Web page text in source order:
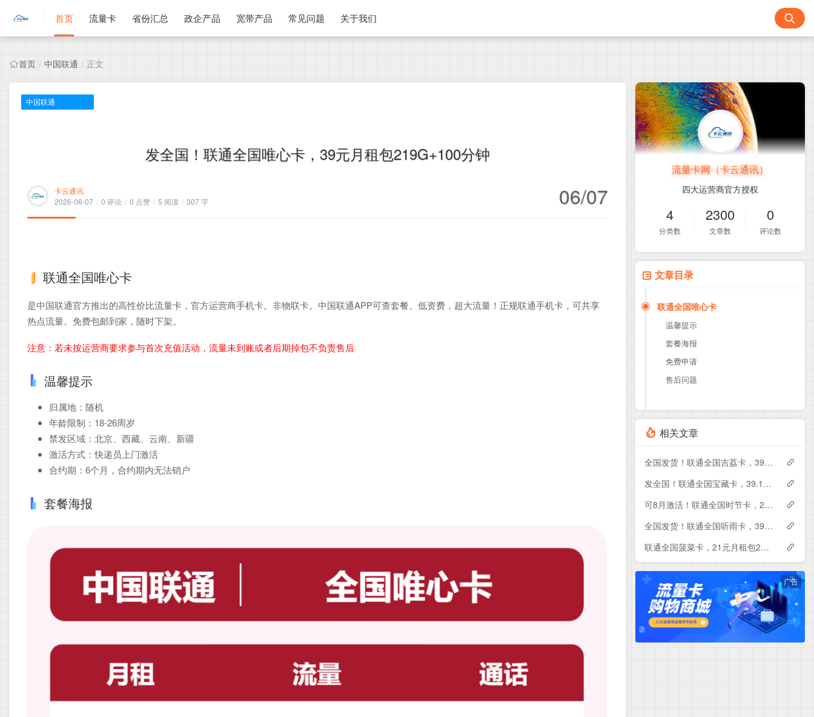
首页 流量卡 省份汇总 政企产品 宽带产品 常见问题 关于我们
首页 / 中国联通 / 正文
中国联通
发全国！联通全国唯心卡，39元月租包219G+100分钟
卡云通讯
2026-06-07 / 0 评论 / 0 点赞 / 5 阅读 / 307 字 06/07
联通全国唯心卡
是中国联通官方推出的高性价比流量卡，官方运营商手机卡。非物联卡。中国联通APP可查套餐。低资费，超大流量！正规联通手机卡，可共享
热点流量。免费包邮到家，随时下架。
注意：若未按运营商要求参与首次充值活动，流量未到账或者后期掉包不负责售后
温馨提示
归属地：随机
年龄限制：18-26周岁
禁发区域：北京、西藏、云南、新疆
激活方式：快递员上门激活
合约期：6个月，合约期内无法销户
套餐海报
流量卡网（卡云通讯）
四大运营商官方授权
4
分类数
2300
文章数
0
评论数
文章目录
联通全国唯心卡
温馨提示
套餐海报
免费申请
售后问题
相关文章
全国发货！联通全国吉荔卡，39元月租包240G+50分钟
发全国！联通全国宝藏卡，39.1元月租包240G+200分钟
可8月激活！联通全国时节卡，29元月租包180G+200分钟+会员
全国发货！联通全国听雨卡，39元月租包260G+100分钟+会员
联通全国菠菜卡，21元月租包230G+500分钟
广告